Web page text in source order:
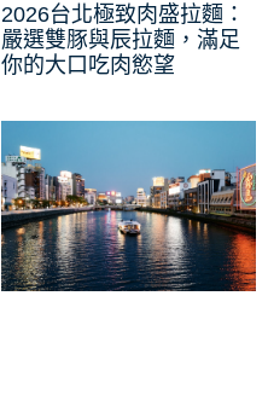
2026台北極致肉盛拉麵：
嚴選雙豚與辰拉麵，滿足
你的大口吃肉慾望